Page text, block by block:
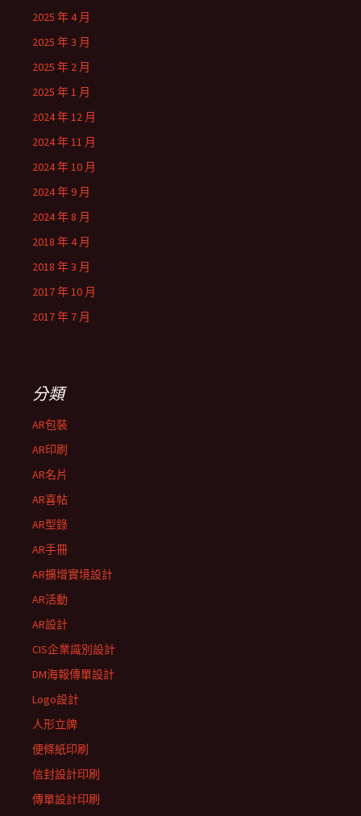
2025 年 4 月
2025 年 3 月
2025 年 2 月
2025 年 1 月
2024 年 12 月
2024 年 11 月
2024 年 10 月
2024 年 9 月
2024 年 8 月
2018 年 4 月
2018 年 3 月
2017 年 10 月
2017 年 7 月
分類
AR包裝
AR印刷
AR名片
AR喜帖
AR型錄
AR手冊
AR擴增實境設計
AR活動
AR設計
CIS企業識別設計
DM海報傳單設計
Logo設計
人形立牌
便條紙印刷
信封設計印刷
傳單設計印刷